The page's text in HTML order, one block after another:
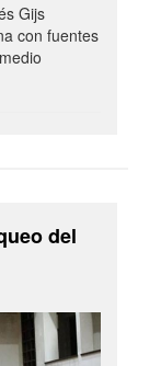
Gijs
con fuentes
del